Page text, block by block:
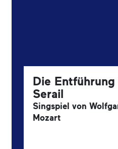
Die Entführung
Serail
Singspiel von
Mozart